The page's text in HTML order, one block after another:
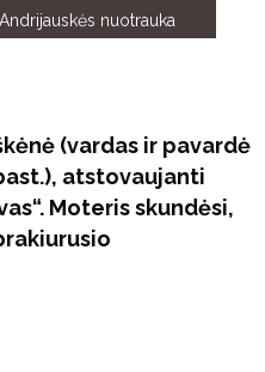
nuotrauka
(vardas ir pavardė
atstovaujanti
Moteris skundėsi,